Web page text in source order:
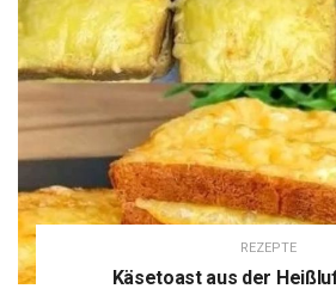
REZEPTE
Käsetoast aus der